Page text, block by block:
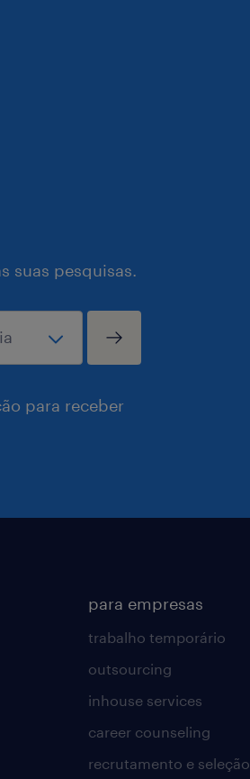
suas pesquisas.
para receber
para empresas
trabalho temporário
outsourcing
inhouse services
career counseling
recrutamento e seleção